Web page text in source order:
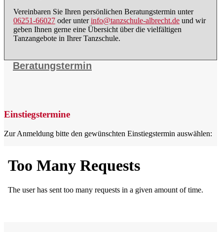
Vereinbaren Sie Ihren persönlichen Beratungstermin unter
06251-66027 oder unterinfo@tanzschule-albrecht.de und wir
geben Ihnen gerne eine Übersicht über die vielfältigen
Tanzangebote in Ihrer Tanzschule.
Beratungstermin
Einstiegstermine
Zur Anmeldung bitte den gewünschten Einstiegstermin auswählen: